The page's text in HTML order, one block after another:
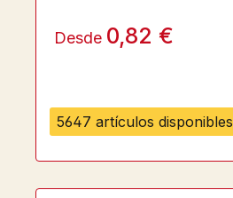
5647 artículos disponibles
Desde 0,82 €